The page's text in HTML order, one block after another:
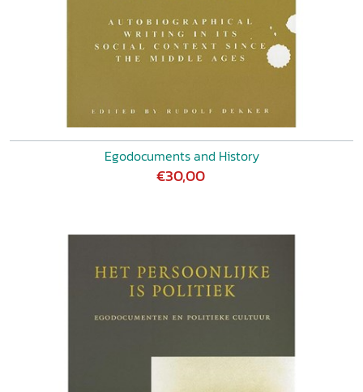
Egodocuments and History
€30,00